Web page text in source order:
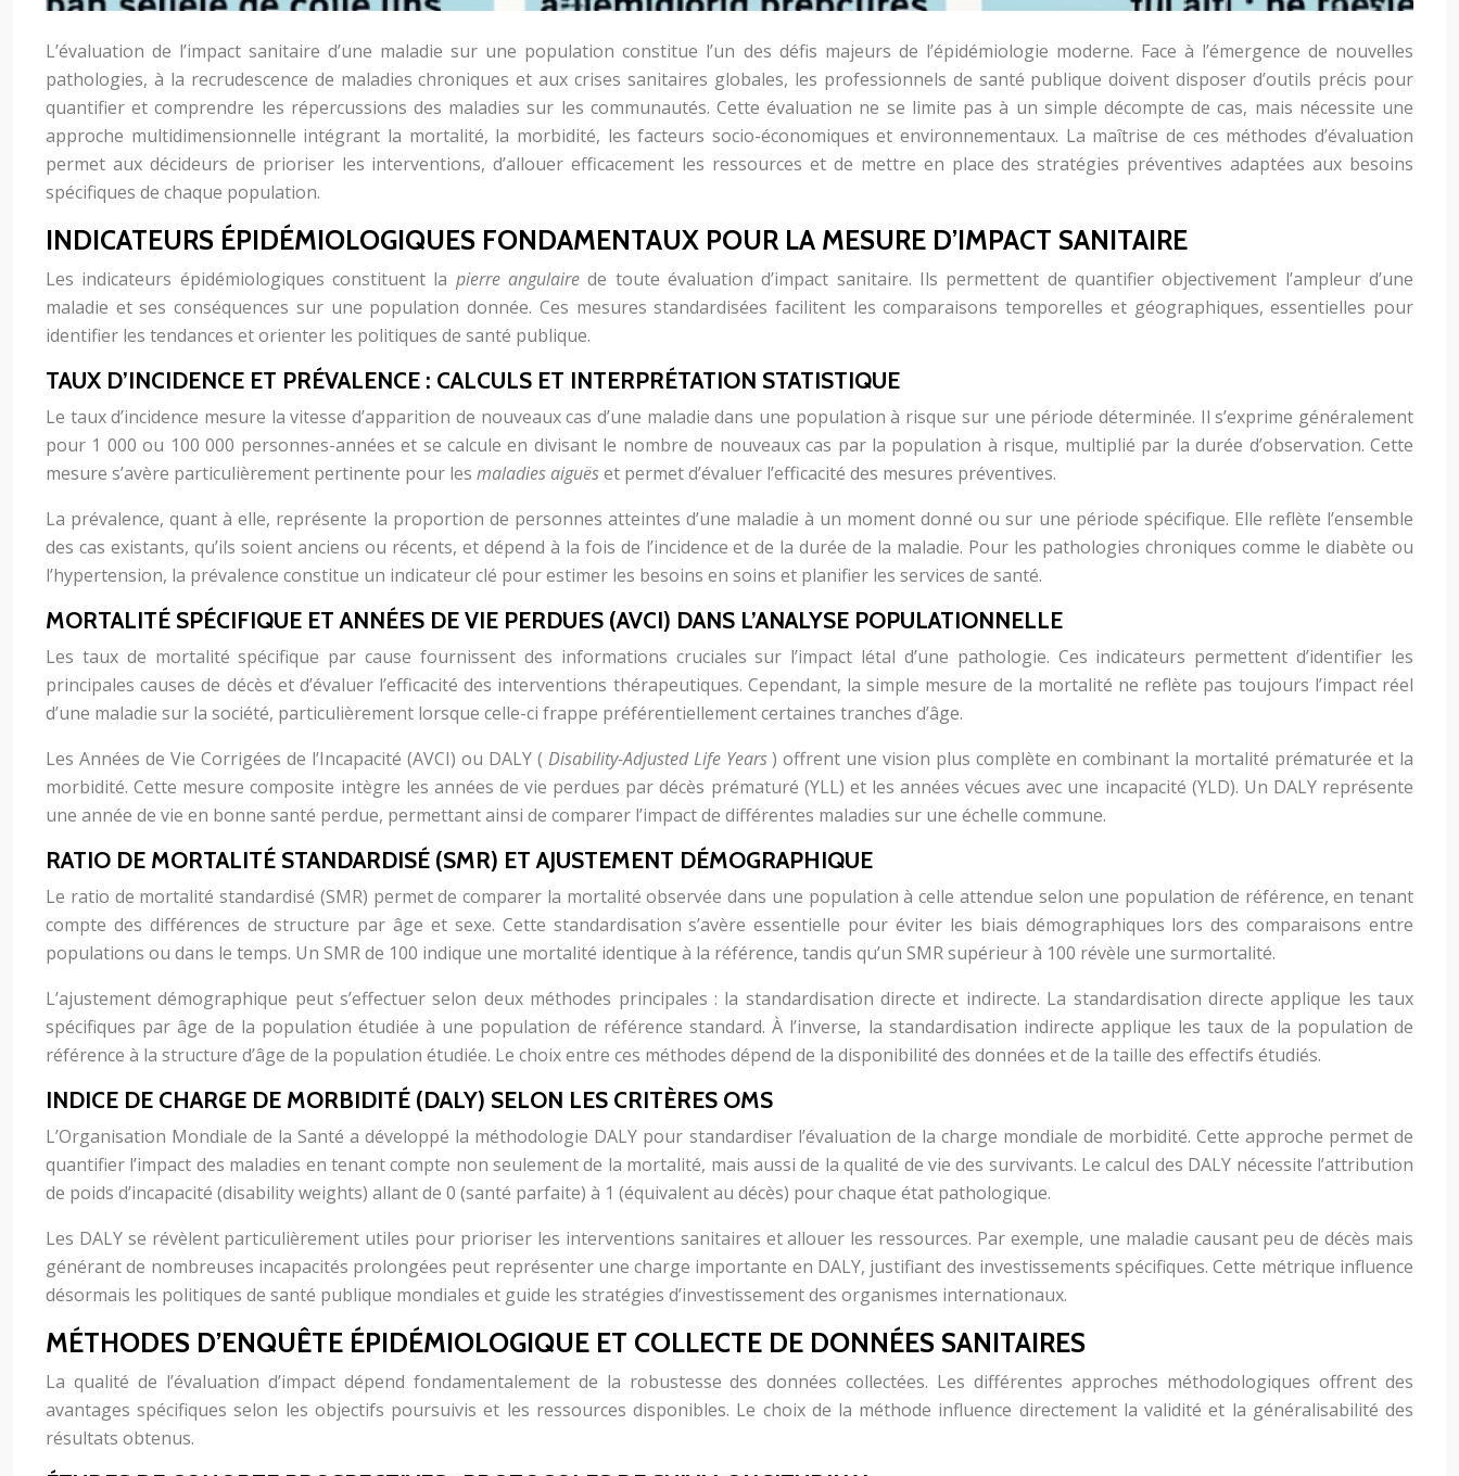
L’évaluation de l’impact sanitaire d’une maladie sur une population constitue l’un des défis majeurs de l’épidémiologie moderne. Face à l’émergence de nouvelles
pathologies, à la recrudescence de maladies chroniques et aux crises sanitaires globales, les professionnels de santé publique doivent disposer d’outils précis pour
quantifier et comprendre les répercussions des maladies sur les communautés. Cette évaluation ne se limite pas à un simple décompte de cas, mais nécessite une
approche multidimensionnelle intégrant la mortalité, la morbidité, les facteurs socio-économiques et environnementaux. La maîtrise de ces méthodes d’évaluation
permet aux décideurs de prioriser les interventions, d’allouer efficacement les ressources et de mettre en place des stratégies préventives adaptées aux besoins
spécifiques de chaque population.
INDICATEURS ÉPIDÉMIOLOGIQUES FONDAMENTAUX POUR LA MESURE D’IMPACT SANITAIRE
Les indicateurs épidémiologiques constituent la pierre angulairede toute évaluation d’impact sanitaire. Ils permettent de quantifier objectivement l’ampleur d’une
maladie et ses conséquences sur une population donnée. Ces mesures standardisées facilitent les comparaisons temporelles et géographiques, essentielles pour
identifier les tendances et orienter les politiques de santé publique.
TAUX D’INCIDENCE ET PRÉVALENCE : CALCULS ET INTERPRÉTATION STATISTIQUE
Le taux d’incidence mesure la vitesse d’apparition de nouveaux cas d’une maladie dans une population à risque sur une période déterminée. Il s’exprime généralement
pour 1 000 ou 100 000 personnes-années et se calcule en divisant le nombre de nouveaux cas par la population à risque, multiplié par la durée d’observation. Cette
mesure s’avère particulièrement pertinente pour les maladies aiguëset permet d’évaluer l’efficacité des mesures préventives.
La prévalence, quant à elle, représente la proportion de personnes atteintes d’une maladie à un moment donné ou sur une période spécifique. Elle reflète l’ensemble
des cas existants, qu’ils soient anciens ou récents, et dépend à la fois de l’incidence et de la durée de la maladie. Pour les pathologies chroniques comme le diabète ou
l’hypertension, la prévalence constitue un indicateur clé pour estimer les besoins en soins et planifier les services de santé.
MORTALITÉ SPÉCIFIQUE ET ANNÉES DE VIE PERDUES (AVCI) DANS L’ANALYSE POPULATIONNELLE
Les taux de mortalité spécifique par cause fournissent des informations cruciales sur l’impact létal d’une pathologie. Ces indicateurs permettent d’identifier les
principales causes de décès et d’évaluer l’efficacité des interventions thérapeutiques. Cependant, la simple mesure de la mortalité ne reflète pas toujours l’impact réel
d’une maladie sur la société, particulièrement lorsque celle-ci frappe préférentiellement certaines tranches d’âge.
Les Années de Vie Corrigées de l’Incapacité (AVCI) ou DALY ( Disability-Adjusted Life Years) offrent une vision plus complète en combinant la mortalité prématurée et la
morbidité. Cette mesure composite intègre les années de vie perdues par décès prématuré (YLL) et les années vécues avec une incapacité (YLD). Un DALY représente
une année de vie en bonne santé perdue, permettant ainsi de comparer l’impact de différentes maladies sur une échelle commune.
RATIO DE MORTALITÉ STANDARDISÉ (SMR) ET AJUSTEMENT DÉMOGRAPHIQUE
Le ratio de mortalité standardisé (SMR) permet de comparer la mortalité observée dans une population à celle attendue selon une population de référence, en tenant
compte des différences de structure par âge et sexe. Cette standardisation s’avère essentielle pour éviter les biais démographiques lors des comparaisons entre
populations ou dans le temps. Un SMR de 100 indique une mortalité identique à la référence, tandis qu’un SMR supérieur à 100 révèle une surmortalité.
L’ajustement démographique peut s’effectuer selon deux méthodes principales : la standardisation directe et indirecte. La standardisation directe applique les taux
spécifiques par âge de la population étudiée à une population de référence standard. À l’inverse, la standardisation indirecte applique les taux de la population de
référence à la structure d’âge de la population étudiée. Le choix entre ces méthodes dépend de la disponibilité des données et de la taille des effectifs étudiés.
INDICE DE CHARGE DE MORBIDITÉ (DALY) SELON LES CRITÈRES OMS
L’Organisation Mondiale de la Santé a développé la méthodologie DALY pour standardiser l’évaluation de la charge mondiale de morbidité. Cette approche permet de
quantifier l’impact des maladies en tenant compte non seulement de la mortalité, mais aussi de la qualité de vie des survivants. Le calcul des DALY nécessite l’attribution
de poids d’incapacité (disability weights) allant de 0 (santé parfaite) à 1 (équivalent au décès) pour chaque état pathologique.
Les DALY se révèlent particulièrement utiles pour prioriser les interventions sanitaires et allouer les ressources. Par exemple, une maladie causant peu de décès mais
générant de nombreuses incapacités prolongées peut représenter une charge importante en DALY, justifiant des investissements spécifiques. Cette métrique influence
désormais les politiques de santé publique mondiales et guide les stratégies d’investissement des organismes internationaux.
MÉTHODES D’ENQUÊTE ÉPIDÉMIOLOGIQUE ET COLLECTE DE DONNÉES SANITAIRES
La qualité de l’évaluation d’impact dépend fondamentalement de la robustesse des données collectées. Les différentes approches méthodologiques offrent des
avantages spécifiques selon les objectifs poursuivis et les ressources disponibles. Le choix de la méthode influence directement la validité et la généralisabilité des
résultats obtenus.